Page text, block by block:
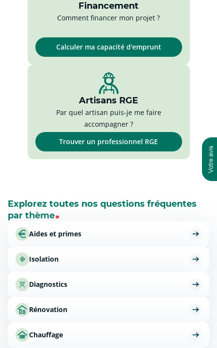
Financement
Comment financer mon projet ?
Calculer ma capacité d'emprunt
Artisans RGE
Par quel artisan puis-je me faire
accompagner ?
Trouver un professionnel RGE
Explorez toutes nos questions fréquentes
par thème
Aides et primes
Isolation
Diagnostics
Rénovation
Chauffage